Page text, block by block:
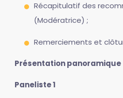
Récapitulatif des
(Modératrice) ;
Remerciements et
Présentation panoramique
Paneliste 1